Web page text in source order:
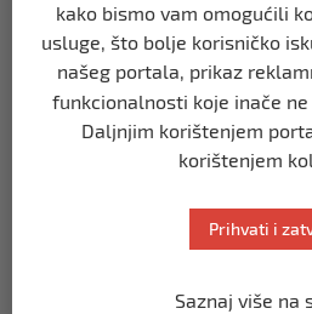
REGION
Koza ogrebala
roditelji zvali
uhapsiti kozu”
prije 10 mjeseci
Vučić
Srbije je spremna”
kako bismo vam omogućili
usluge, što bolje korisničko
našeg portala, prikaz
funkcionalnosti koje inače
Daljnjim korištenjem
korištenjem
Prihvati i
Saznaj više na